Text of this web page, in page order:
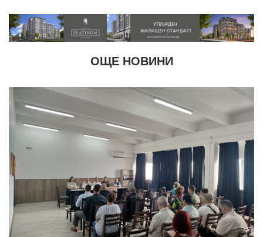
ОЩЕ НОВИНИ